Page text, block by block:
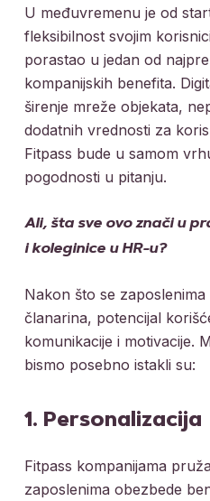
U međuvremenu je od
fleksibilnost svojim
porastao u jedan od
kompanijskih benefita.
širenje mreže objekata,
dodatnih vrednosti za
Fitpass bude u samom
pogodnosti u pitanju.
Ali, šta sve ovo znači u
i koleginice u HR-u?
Nakon što se zaposlenima
članarina, potencijal
komunikacije i motivacije.
bismo posebno istakli su:
1. Personalizacija
Fitpass kompanijama
zaposlenima obezbede